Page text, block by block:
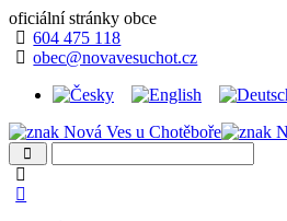
oficiální stránky obce
604 475 118
obec@novavesuchot.cz